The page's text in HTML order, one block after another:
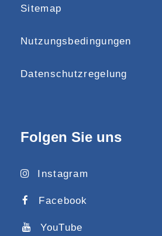
Sitemap
Nutzungsbedingungen
Datenschutzregelung
Folgen Sie uns
Instagram
Facebook
YouTube